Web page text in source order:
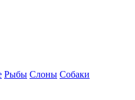
Рыбы Слоны Собаки